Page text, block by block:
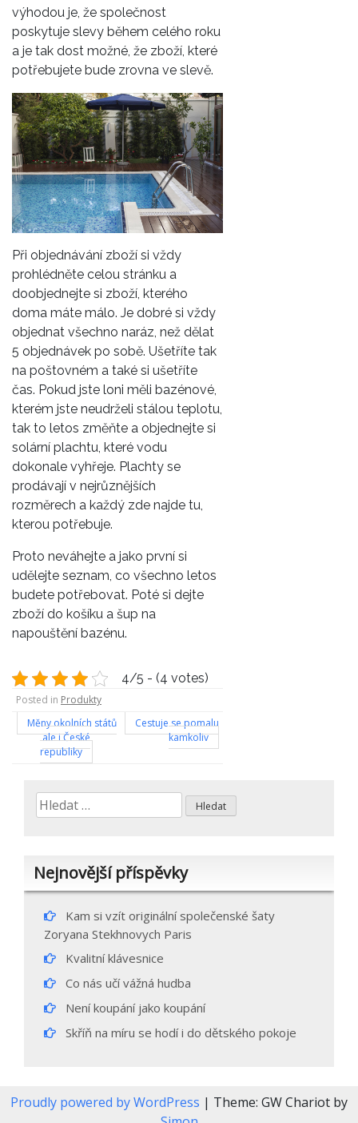
výhodou je, že společnost
poskytuje slevy během celého roku
a je tak dost možné, že zboží, které
potřebujete bude zrovna ve slevě.
Při objednávání zboží si vždy
prohlédněte celou stránku a
doobjednejte si zboží, kterého
doma máte málo. Je dobré si vždy
objednat všechno naráz, než dělat
5 objednávek po sobě. Ušetříte tak
na poštovném a také si ušetříte
čas. Pokud jste loni měli bazénové,
kterém jste neudrželi stálou teplotu,
tak to letos změňte a objednejte si
solární plachtu, které vodu
dokonale vyhřeje. Plachty se
prodávají v nejrůznějších
rozměrech a každý zde najde tu,
kterou potřebuje.
Proto neváhejte a jako první si
udělejte seznam, co všechno letos
budete potřebovat. Poté si dejte
zboží do košíku a šup na
napouštění bazénu.
4/5 - (4 votes)
Posted in Produkty
Navigace
pro
příspěvek
Měny okolních států
ale i České
republiky
Cestuje se pomalu
kamkoliv
Vyhledávání
Nejnovější příspěvky
Kam si vzít originální společenské šaty
Zoryana Stekhnovych Paris
Kvalitní klávesnice
Co nás učí vážná hudba
Není koupání jako koupání
Skříň na míru se hodí i do dětského pokoje
Proudly powered by WordPress | Theme: GW Chariot by